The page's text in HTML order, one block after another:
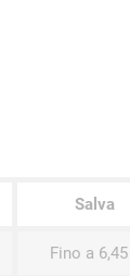
Salva
Fino a